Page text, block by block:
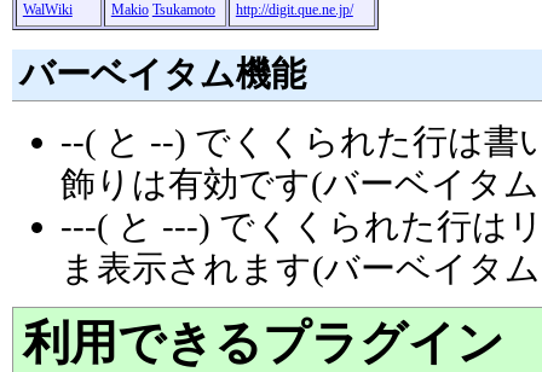
WalWiki Makio Tsukamoto http://digit.que.ne.jp/
バーベイタム機能
--( と --) でくくられた行は書
飾りは有効です(バーベイタ
---( と ---) でくくられた行は
ま表示されます(バーベイタ
利用できるプラグイン